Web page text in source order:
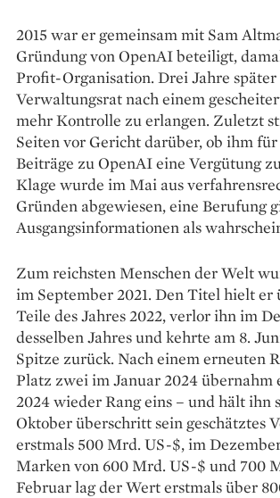
2015 war er gemeinsam mit Sam
Gründung von OpenAI beteiligt,
Profit-Organisation. Drei Jahre später
Verwaltungsrat nach einem
mehr Kontrolle zu erlangen. Zuletzt
Seiten vor Gericht darüber, ob ihm
Beiträge zu OpenAI eine Vergütung
Klage wurde im Mai aus
Gründen abgewiesen, eine Berufung
Ausgangsinformationen als
Zum reichsten Menschen der Welt
im September 2021. Den Titel hielt er
Teile des Jahres 2022, verlor ihn im
desselben Jahres und kehrte am 8.
Spitze zurück. Nach einem erneuten
Platz zwei im Januar 2024 übernahm
2024 wieder Rang eins – und hält ihn
Oktober überschritt sein geschätztes
erstmals 500 Mrd. US-$, im
Marken von 600 Mrd. US-$ und 700
Februar lag der Wert erstmals über